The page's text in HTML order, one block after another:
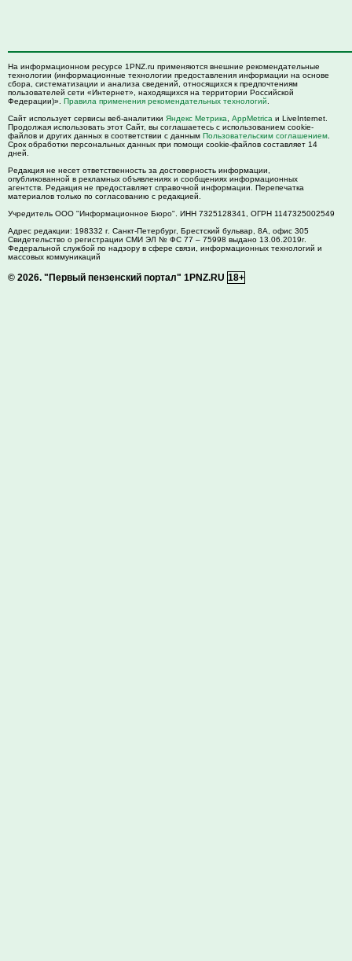
На информационном ресурсе 1PNZ.ru применяются внешние рекомендательные
технологии (информационные технологии предоставления информации на основе
сбора, систематизации и анализа сведений, относящихся к предпочтениям
пользователей сети «Интернет», находящихся на территории Российской
Федерации)». Правила применения рекомендательных технологий
Сайт использует сервисы веб-аналитики Яндекс Метрика AppMetrica и LiveInternet.
Продолжая использовать этот Сайт, вы соглашаетесь с использованием cookie-
файлов и других данных в соответствии с данным Пользовательским соглашением
Срок обработки персональных данных при помощи cookie-файлов составляет 14
дней.
Редакция не несет ответственность за достоверность информации,
опубликованной в рекламных объявлениях и сообщениях информационных
агентств. Редакция не предоставляет справочной информации. Перепечатка
материалов только по согласованию с редакцией.
Учредитель ООО "Информационное Бюро". ИНН 7325128341, ОГРН 1147325002549
Адрес редакции: 198332 г. Санкт-Петербург, Брестский бульвар, 8А, офис 305
Свидетельство о регистрации СМИ ЭЛ № ФС 77 – 75998 выдано 13.06.2019г.
Федеральной службой по надзору в сфере связи, информационных технологий и
массовых коммуникаций
© 2026. "Первый пензенский портал" 1PNZ.RU 18+